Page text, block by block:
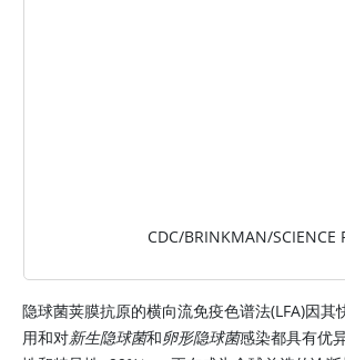
CDC/BRINKMAN/SCIENCE
隐球菌荚膜抗原的横向流免疫色谱法(LFA)因其
用和对新生隐球菌和卵形隐球菌感染都具有优